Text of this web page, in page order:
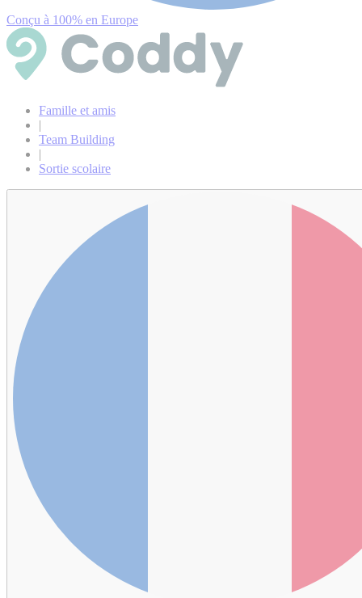
Conçu à 100% en Europe
Famille et amis
|
Team Building
|
Sortie scolaire